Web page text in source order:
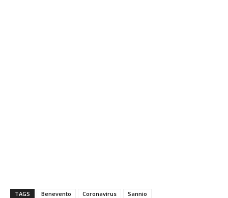
TAGS Benevento Coronavirus Sannio